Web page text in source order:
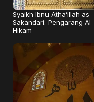
Syaikh Ibnu Atha’illah as-
Sakandari: Pengarang Al-
Hikam